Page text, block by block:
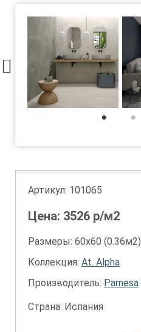
Артикул: 101065
Цена: 3526 р/м2
Размеры: 60х60 (0.36м2)
Коллекция: At. Alpha
Производитель: Pamesa
Страна: Испания